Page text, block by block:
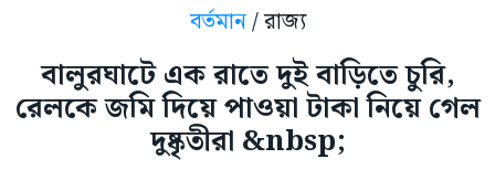
বর্তমান/ রাজ্য
বালুরঘাটে এক রাতে দুই বাড়িতে চুরি,
রেলকে জমি দিয়ে পাওয়া টাকা নিয়ে গেল
দুষ্কৃতীরা &nbsp;